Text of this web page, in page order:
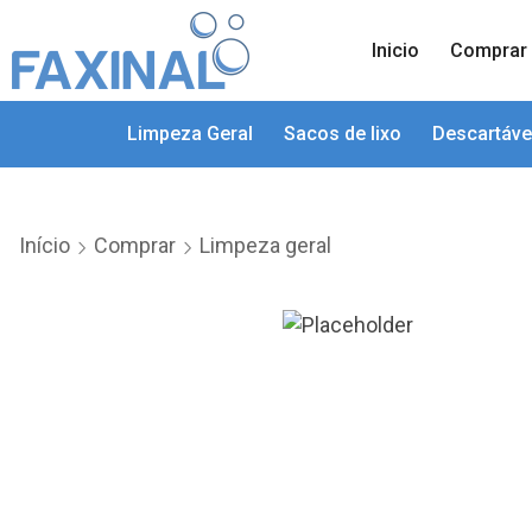
Inicio Comprar
Limpeza Geral Sacos de lixo
Início Comprar Limpeza geral